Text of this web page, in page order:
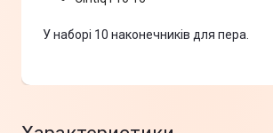
У наборі 10 наконечників для пера.